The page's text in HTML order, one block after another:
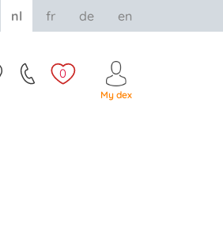
0
My dex
nl fr de en